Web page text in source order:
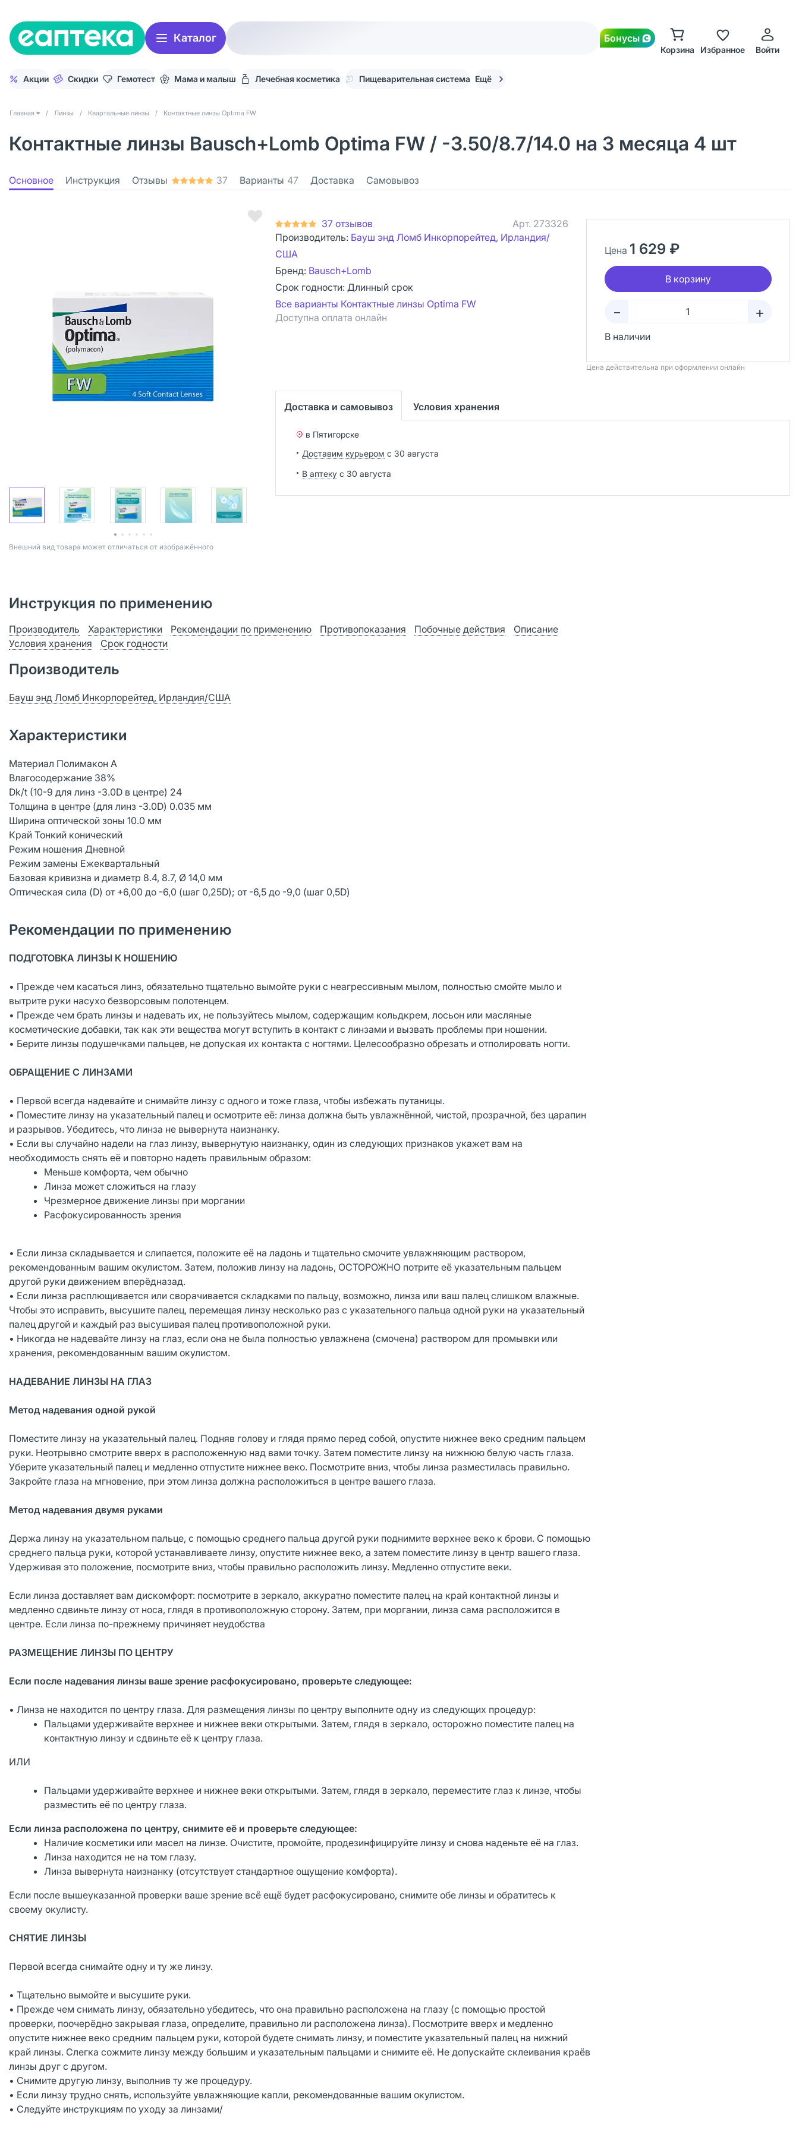
Каталог Бонусы
Корзина Избранное Войти
Акции Скидки Гемотест Мама и малыш Лечебная косметика Пищеварительная система Ещё
Главная / Линзы / Квартальные линзы / Контактные линзы Optima FW
Контактные линзы Bausch+Lomb Optima FW / -3.50/8.7/14.0 на 3 месяца 4 шт
Основное Инструкция Отзывы 37 Варианты 47 Доставка Самовывоз
Bнешний вид товара может отличаться от изображённого
37 отзывов Арт. 273326
Производитель: Бауш энд Ломб Инкорпорейтед, Ирландия/
США
Бренд: Bausch+Lomb
Срок годности: Длинный срок
Все варианты Контактные линзы Optima FW
Доступна оплата онлайн
Цена 1 629 ₽
В корзину
– +
В наличии
Цена действительна при оформлении онлайн
Доставка и самовывоз Условия хранения
в Пятигорске
Доставим курьером с 30 августа
В аптеку с 30 августа
Инструкция по применению
Производитель Характеристики Рекомендации по применению Противопоказания Побочные действия
Описание
Условия хранения
Срок годности
Производитель
Бауш энд Ломб Инкорпорейтед, Ирландия/США
Характеристики
Материал Полимакон А
Влагосодержание 38%
Dk/t (10-9 для линз -3.0D в центре) 24
Толщина в центре (для линз -3.0D) 0.035 мм
Ширина оптической зоны 10.0 мм
Край Тонкий конический
Режим ношения Дневной
Режим замены Ежеквартальный
Базовая кривизна и диаметр 8.4, 8.7, Ø 14,0 мм
Оптическая сила (D) от +6,00 до -6,0 (шаг 0,25D); от -6,5 до -9,0 (шаг 0,5D)
Рекомендации по применению
ПОДГОТОВКА ЛИНЗЫ К НОШЕНИЮ
• Прежде чем касаться линз, обязательно тщательно вымойте руки с неагрессивным мылом, полностью смойте мыло и
вытрите руки насухо безворсовым полотенцем.
• Прежде чем брать линзы и надевать их, не пользуйтесь мылом, содержащим кольдкрем, лосьон или масляные
косметические добавки, так как эти вещества могут вступить в контакт с линзами и вызвать проблемы при ношении.
• Берите линзы подушечками пальцев, не допуская их контакта с ногтями. Целесообразно обрезать и отполировать ногти.
ОБРАЩЕНИЕ С ЛИНЗАМИ
• Первой всегда надевайте и снимайте линзу с одного и тоже глаза, чтобы избежать путаницы.
• Поместите линзу на указательный палец и осмотрите её: линза должна быть увлажнённой, чистой, прозрачной, без царапин
и разрывов. Убедитесь, что линза не вывернута наизнанку.
• Если вы случайно надели на глаз линзу, вывернутую наизнанку, один из следующих признаков укажет вам на
необходимость снять её и повторно надеть правильным образом:
Меньше комфорта, чем обычно
Линза может сложиться на глазу
Чрезмерное движение линзы при моргании
Расфокусированность зрения
• Если линза складывается и слипается, положите её на ладонь и тщательно смочите увлажняющим раствором,
рекомендованным вашим окулистом. Затем, положив линзу на ладонь, ОСТОРОЖНО потрите её указательным пальцем
другой руки движением вперёдназад.
• Если линза расплющивается или сворачивается складками по пальцу, возможно, линза или ваш палец слишком влажные.
Чтобы это исправить, высушите палец, перемещая линзу несколько раз с указательного пальца одной руки на указательный
палец другой и каждый раз высушивая палец противоположной руки.
• Никогда не надевайте линзу на глаз, если она не была полностью увлажнена (смочена) раствором для промывки или
хранения, рекомендованным вашим окулистом.
НАДЕВАНИЕ ЛИНЗЫ НА ГЛАЗ
Метод надевания одной рукой
Поместите линзу на указательный палец. Подняв голову и глядя прямо перед собой, опустите нижнее веко средним пальцем
руки. Неотрывно смотрите вверх в расположенную над вами точку. Затем поместите линзу на нижнюю белую часть глаза.
Уберите указательный палец и медленно отпустите нижнее веко. Посмотрите вниз, чтобы линза разместилась правильно.
Закройте глаза на мгновение, при этом линза должна расположиться в центре вашего глаза.
Метод надевания двумя руками
Держа линзу на указательном пальце, с помощью среднего пальца другой руки поднимите верхнее веко к брови. С помощью
среднего пальца руки, которой устанавливаете линзу, опустите нижнее веко, а затем поместите линзу в центр вашего глаза.
Удерживая это положение, посмотрите вниз, чтобы правильно расположить линзу. Медленно отпустите веки.
Если линза доставляет вам дискомфорт: посмотрите в зеркало, аккуратно поместите палец на край контактной линзы и
медленно сдвиньте линзу от носа, глядя в противоположную сторону. Затем, при моргании, линза сама расположится в
центре. Если линза по-прежнему причиняет неудобства
РАЗМЕЩЕНИЕ ЛИНЗЫ ПО ЦЕНТРУ
Если после надевания линзы ваше зрение расфокусировано, проверьте следующее:
• Линза не находится по центру глаза. Для размещения линзы по центру выполните одну из следующих процедур:
Пальцами удерживайте верхнее и нижнее веки открытыми. Затем, глядя в зеркало, осторожно поместите палец на
контактную линзу и сдвиньте её к центру глаза.
ИЛИ
Пальцами удерживайте верхнее и нижнее веки открытыми. Затем, глядя в зеркало, переместите глаз к линзе, чтобы
разместить её по центру глаза.
Если линза расположена по центру, снимите её и проверьте следующее:
Наличие косметики или масел на линзе. Очистите, промойте, продезинфицируйте линзу и снова наденьте её на глаз.
Линза находится не на том глазу.
Линза вывернута наизнанку (отсутствует стандартное ощущение комфорта).
Если после вышеуказанной проверки ваше зрение всё ещё будет расфокусировано, снимите обе линзы и обратитесь к
своему окулисту.
СНЯТИЕ ЛИНЗЫ
Первой всегда снимайте одну и ту же линзу.
• Тщательно вымойте и высушите руки.
• Прежде чем снимать линзу, обязательно убедитесь, что она правильно расположена на глазу (с помощью простой
проверки, поочерёдно закрывая глаза, определите, правильно ли расположена линза). Посмотрите вверх и медленно
опустите нижнее веко средним пальцем руки, которой будете снимать линзу, и поместите указательный палец на нижний
край линзы. Слегка сожмите линзу между большим и указательным пальцами и снимите её. Не допускайте склеивания краёв
линзы друг с другом.
• Снимите другую линзу, выполнив ту же процедуру.
• Если линзу трудно снять, используйте увлажняющие капли, рекомендованные вашим окулистом.
• Следуйте инструкциям по уходу за линзами/